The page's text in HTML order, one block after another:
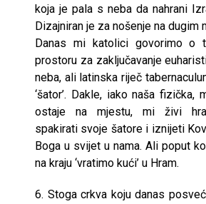
koja je pala s neba da nahrani
Dizajniran je za nošenje na dugim
Danas mi katolici govorimo o
prostoru za zaključavanje
neba, ali latinska riječ
‘šator’. Dakle, iako naša fizička,
ostaje na mjestu, mi živi
spakirati svoje šatore i iznijeti
Boga u svijet u nama. Ali poput
na kraju ‘vratimo kući’ u Hram.
6. Stoga crkva koju danas